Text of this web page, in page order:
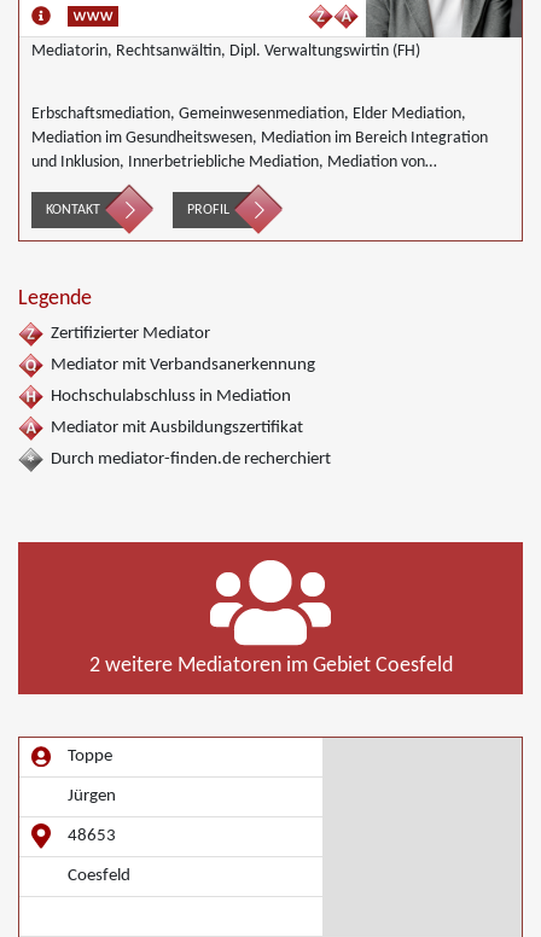
Mediatorin, Rechtsanwältin, Dipl. Verwaltungswirtin (FH)
Erbschaftsmediation, Gemeinwesenmediation, Elder Mediation,
Mediation im Gesundheitswesen, Mediation im Bereich Integration
und Inklusion, Innerbetriebliche Mediation, Mediation von
Generationskonflikten, Mediation bei Gesellschafterkonflikten,
Mediation bei Team- und Gruppenkonflikten, Mediation von
Unternehmensnachfolgen, Nachbarschaftsmediation, Schulmediation,
KONTAKT PROFIL
Legende
Zertifizierter Mediator
Mediator mit Verbandsanerkennung
Hochschulabschluss in Mediation
Mediator mit Ausbildungszertifikat
Durch mediator-finden.de recherchiert
2 weitere Mediatoren im Gebiet Coesfeld
Toppe
Jürgen
48653
Coesfeld